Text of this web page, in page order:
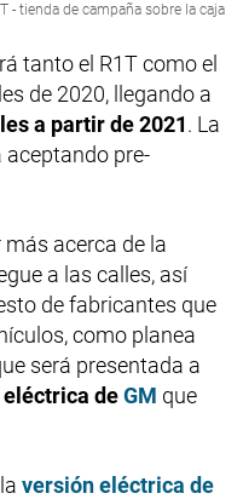
- tienda de campaña sobre la caja
tanto el R1T como el
de 2020, llegando a
a partir de 2021. La
pre-
acerca de la
a las calles, así
de fabricantes que
como planea
será presentada a
deGM que
versión eléctrica de